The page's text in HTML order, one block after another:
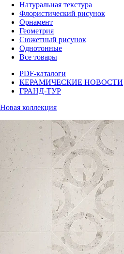
Натуральная текстура
Флористический рисунок
Орнамент
Геометрия
Сюжетный рисунок
Однотонные
Все товары
PDF-каталоги
КЕРАМИЧЕСКИЕ НОВОСТИ
ГРАНД-ТУР
Новая коллекция